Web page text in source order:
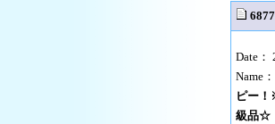
6877
Date：
Name：
ピー
級品